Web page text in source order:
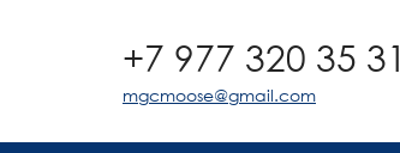
+7 977 320 35 31
mgcmoose@gmail.com